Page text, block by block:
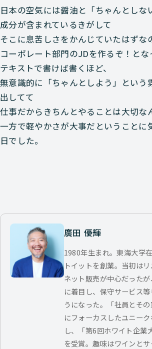
日本の空気には醤油と「ちゃんとしな
成分が含まれているきがして
そこに息苦しさをかんじていたはずな
コーポレート部門のJDを作るぞ！とな
テキストで書けば書くほど、
無意識的に「ちゃんとしよう」という
出してて
仕事だからきちんとやることは大切な
一方で軽やかさが大事だということに
日でした。
廣田 優輝
1980年生まれ。東海大学
トイットを創業。当初は
ネット販売が中心だった
に着目し、保守サービス
うになった。「社員とその
にフォーカスしたユニー
し、「第6回ホワイト企業
を受賞。趣味はワインと